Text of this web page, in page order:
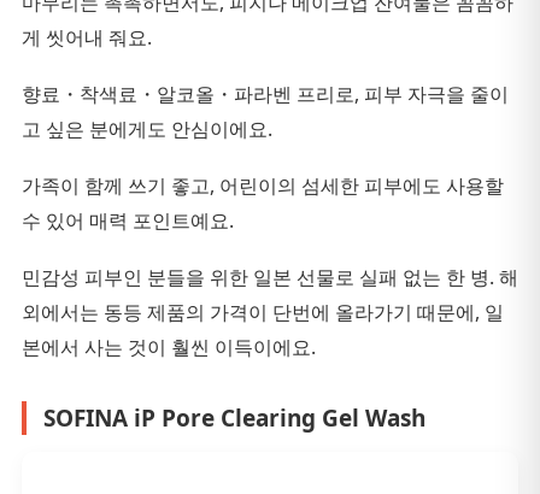
게 씻어내 줘요.
향료・착색료・알코올・파라벤 프리로, 피부 자극을 줄이
고 싶은 분에게도 안심이에요.
가족이 함께 쓰기 좋고, 어린이의 섬세한 피부에도 사용할
수 있어 매력 포인트예요.
민감성 피부인 분들을 위한 일본 선물로 실패 없는 한 병. 해
외에서는 동등 제품의 가격이 단번에 올라가기 때문에, 일
본에서 사는 것이 훨씬 이득이에요.
SOFINA iP Pore Clearing Gel Wash